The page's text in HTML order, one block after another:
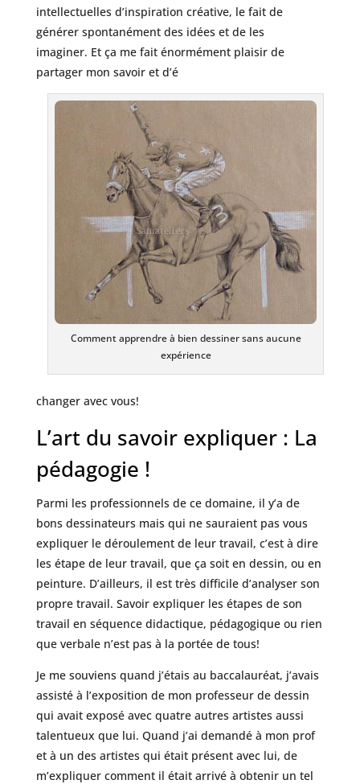
intellectuelles d’inspiration créative, le fait de
générer spontanément des idées et de les
imaginer. Et ça me fait énormément plaisir de
partager mon savoir et d’é
Comment apprendre à bien dessiner sans aucune
expérience
changer avec vous!
L’art du savoir expliquer : La
pédagogie !
Parmi les professionnels de ce domaine, il y’a de
bons dessinateurs mais qui ne sauraient pas vous
expliquer le déroulement de leur travail, c’est à dire
les étape de leur travail, que ça soit en dessin, ou en
peinture. D’ailleurs, il est très difficile d’analyser son
propre travail. Savoir expliquer les étapes de son
travail en séquence didactique, pédagogique ou rien
que verbale n’est pas à la portée de tous!
Je me souviens quand j’étais au baccalauréat, j’avais
assisté à l’exposition de mon professeur de dessin
qui avait exposé avec quatre autres artistes aussi
talentueux que lui. Quand j’ai demandé à mon prof
et à un des artistes qui était présent avec lui, de
m’expliquer comment il était arrivé à obtenir un tel